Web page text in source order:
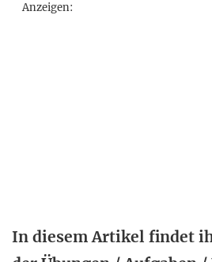
Anzeigen:
In diesem Artikel findet